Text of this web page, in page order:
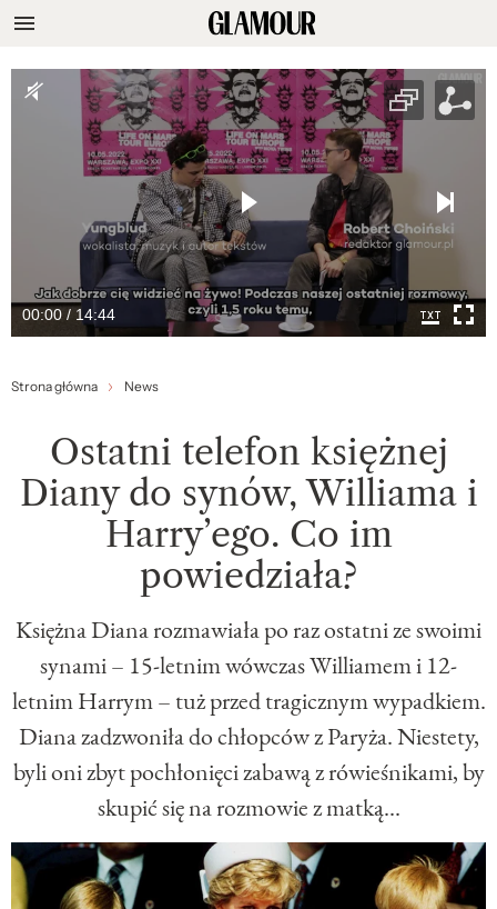
00:00 / 14:44
Strona główna News
Ostatni telefon księżnej
Diany do synów, Williama i
Harry’ego. Co im
powiedziała?
Księżna Diana rozmawiała po raz ostatni ze swoimi
synami – 15-letnim wówczas Williamem i 12-
letnim Harrym – tuż przed tragicznym wypadkiem.
Diana zadzwoniła do chłopców z Paryża. Niestety,
byli oni zbyt pochłonięci zabawą z rówieśnikami, by
skupić się na rozmowie z matką...